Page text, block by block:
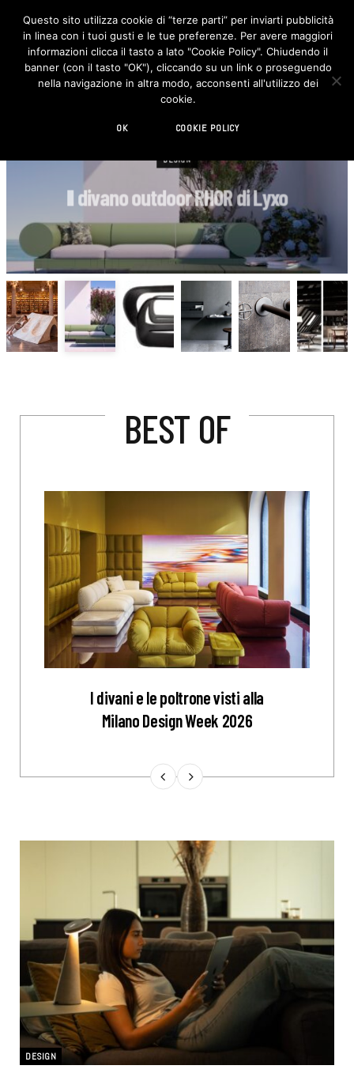
F
a
c
e
b
o
I
n
s
t
DESIGN
Il divano outdoor RHOR di Lyxo
BEST OF
I divani e le poltrone visti alla
Milano Design Week 2026
DESIGN
Questo sito utilizza cookie di “terze parti” per inviarti pubblicità
in linea con i tuoi gusti e le tue preferenze. Per avere maggiori
informazioni clicca il tasto a lato "Cookie Policy". Chiudendo il
banner (con il tasto "OK"), cliccando su un link o proseguendo
nella navigazione in altra modo, acconsenti all'utilizzo dei
cookie.
OK COOKIE POLICY